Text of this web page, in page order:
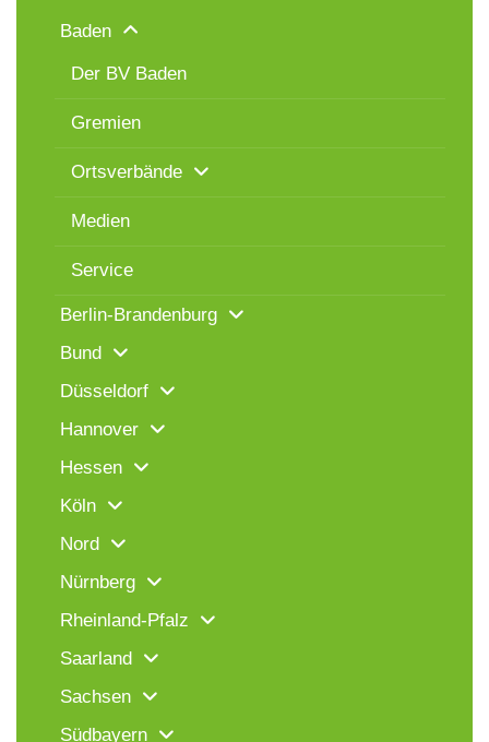
Baden
Der BV Baden
Gremien
Ortsverbände
Medien
Service
Berlin-Brandenburg
Bund
Düsseldorf
Hannover
Hessen
Köln
Nord
Nürnberg
Rheinland-Pfalz
Saarland
Sachsen
Südbayern